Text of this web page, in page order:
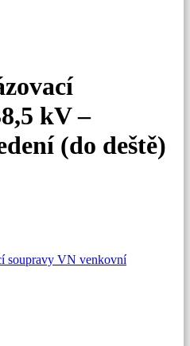
kV –
(do deště)
soupravy VN venkovní